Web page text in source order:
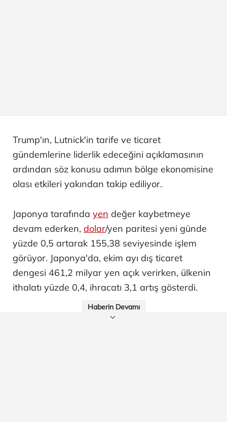
Trump'ın, Lutnick'in tarife ve ticaret
gündemlerine liderlik edeceğini açıklamasının
ardından söz konusu adımın bölge ekonomisine
olası etkileri yakından takip ediliyor.
Japonya tarafında yen değer kaybetmeye
devam ederken, dolar/yen paritesi yeni günde
yüzde 0,5 artarak 155,38 seviyesinde işlem
görüyor. Japonya'da, ekim ayı dış ticaret
dengesi 461,2 milyar yen açık verirken, ülkenin
ithalatı yüzde 0,4, ihracatı 3,1 artış gösterdi.
Haberin Devamı